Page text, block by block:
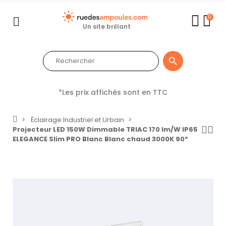
Un site brillant
0

*Les prix affichés sont en TTC
Éclairage Industriel et Urbain
Projecteur LED 150W Dimmable TRIAC 170 lm/W IP65
ELEGANCE Slim PRO Blanc Blanc chaud 3000K 90º